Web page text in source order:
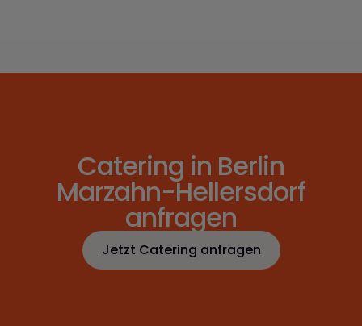
Catering in Berlin
Marzahn-Hellersdorf
anfragen
Jetzt Catering anfragen
Jetzt Catering anfragen